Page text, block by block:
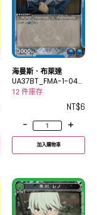
海曼斯．布萊達
UA37BT_FMA-1-043
C
12 件庫存
NT$6
-
+
加入購物車